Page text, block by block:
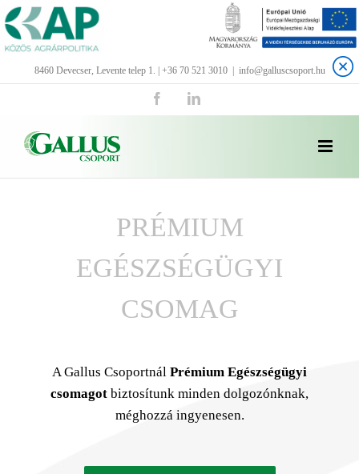
Kihagyás
8460 Devecser, Levente telep 1. | +36 70 521 3010 info@galluscsoport.hu
FacebookLinkedIn
PRÉMIUM
EGÉSZSÉGÜGYI
CSOMAG
A Gallus Csoportnál Prémium Egészségügyi
csomagot biztosítunk minden dolgozónknak,
méghozzá ingyenesen.